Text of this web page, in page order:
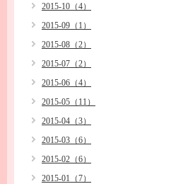
2015-10（4）
2015-09（1）
2015-08（2）
2015-07（2）
2015-06（4）
2015-05（11）
2015-04（3）
2015-03（6）
2015-02（6）
2015-01（7）